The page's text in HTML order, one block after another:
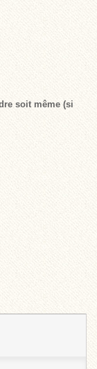
soit même (si